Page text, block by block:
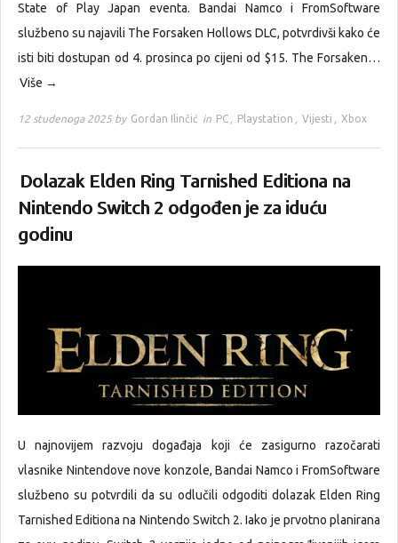
State of Play Japan eventa. Bandai Namco i FromSoftware
službeno su najavili The Forsaken Hollows DLC, potvrdivši kako će
isti biti dostupan od 4. prosinca po cijeni od $15. The Forsaken…
Više →
12 studenoga 2025 by Gordan Ilinčić in PC , Playstation , Vijesti , Xbox
Dolazak Elden Ring Tarnished Editiona na
Nintendo Switch 2 odgođen je za iduću
godinu
U najnovijem razvoju događaja koji će zasigurno razočarati
vlasnike Nintendove nove konzole, Bandai Namco i FromSoftware
službeno su potvrdili da su odlučili odgoditi dolazak Elden Ring
Tarnished Editiona na Nintendo Switch 2. Iako je prvotno planirana